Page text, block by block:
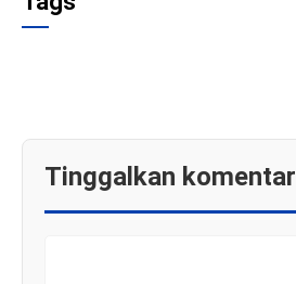
Tinggalkan komentar